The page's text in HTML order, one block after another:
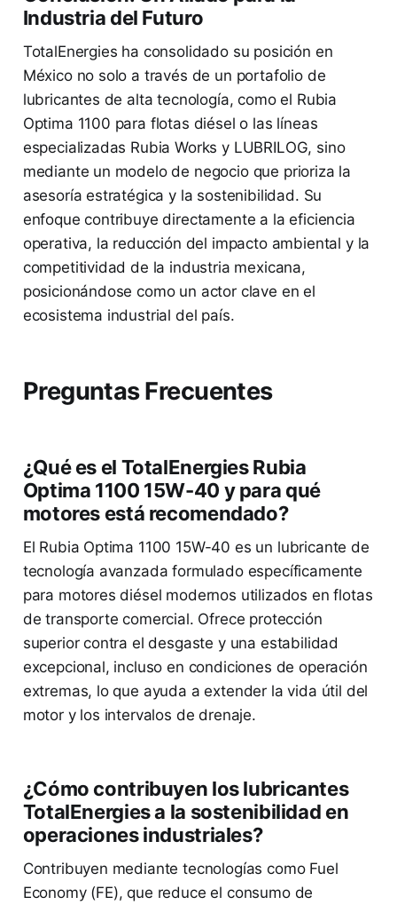
Industria del Futuro
TotalEnergies ha consolidado su posición en
México no solo a través de un portafolio de
lubricantes de alta tecnología, como el Rubia
Optima 1100 para flotas diésel o las líneas
especializadas Rubia Works y LUBRILOG, sino
mediante un modelo de negocio que prioriza la
asesoría estratégica y la sostenibilidad. Su
enfoque contribuye directamente a la eficiencia
operativa, la reducción del impacto ambiental y la
competitividad de la industria mexicana,
posicionándose como un actor clave en el
ecosistema industrial del país.
Preguntas Frecuentes
¿Qué es el TotalEnergies Rubia
Optima 1100 15W-40 y para qué
motores está recomendado?
El Rubia Optima 1100 15W-40 es un lubricante de
tecnología avanzada formulado específicamente
para motores diésel modernos utilizados en flotas
de transporte comercial. Ofrece protección
superior contra el desgaste y una estabilidad
excepcional, incluso en condiciones de operación
extremas, lo que ayuda a extender la vida útil del
motor y los intervalos de drenaje.
¿Cómo contribuyen los lubricantes
TotalEnergies a la sostenibilidad en
operaciones industriales?
Contribuyen mediante tecnologías como Fuel
Economy (FE), que reduce el consumo de